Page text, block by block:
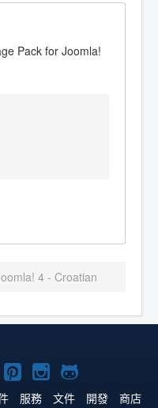
Pack for Joomla!
4 - Croatian
Pinterest
上
Instagram
上
GitHub
上
服務 文件 開發 商店